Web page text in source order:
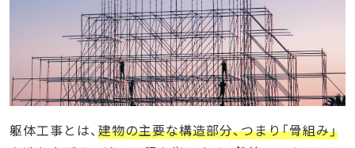
現場の写真や動画でイメージを掴む
オンライン学習で効率的に学ぶ
まとめ
躯体工事とは、 建物の主要な構造部分、つまり「骨組み」